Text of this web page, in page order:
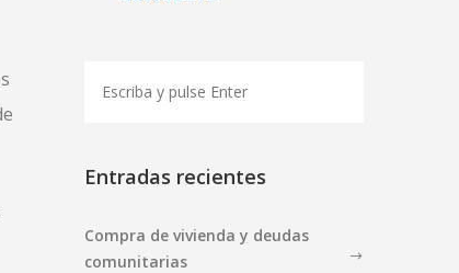
Entradas recientes
Compra de vivienda y deudas
comunitarias